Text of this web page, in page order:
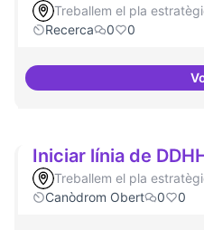
Treballem el pla
Recerca
0 0
Iniciar línia de
Treballem el pla
Canòdrom Obert
0 0